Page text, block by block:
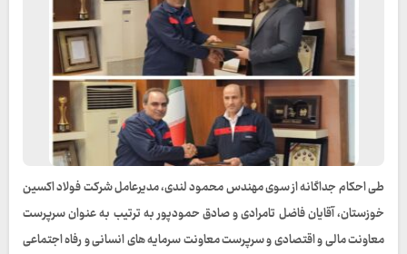
طی احکام جداگانه از سوی مهندس محمود لندی، مدیرعامل شرکت فولاد اکسین
خوزستان، آقایان فاضل تامرادی و صادق حمودپور به‌ ترتیب به‌ عنوان سرپرست
معاونت مالی و اقتصادی و سرپرست معاونت سرمایه های انسانی و رفاه اجتماعی